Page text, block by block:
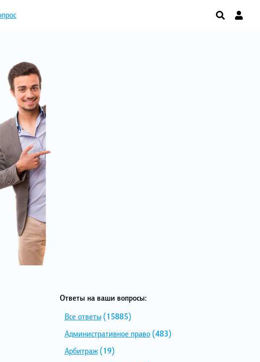
Ответы на ваши вопросы:
Все ответы(15885)
Административное право(483)
Арбитраж(19)